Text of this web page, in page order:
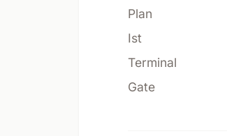
Plan
Ist
Terminal
Gate